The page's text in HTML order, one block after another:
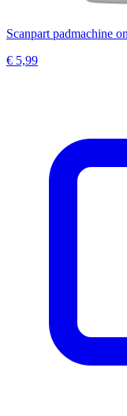
Scanpart padmachine
€ 5,99